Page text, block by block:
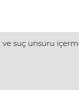
suç unsuru